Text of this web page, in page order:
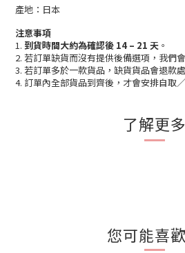
產地：日本
注意事項
1. 到貨時間大約為確認後 14 – 21 天 。
2. 若訂單缺貨而沒有提供後備選項，我們
3. 若訂單多於一款貨品，缺貨貨品會退款
4. 訂單內全部貨品到齊後，才會安排自取
了解更多
您可能喜